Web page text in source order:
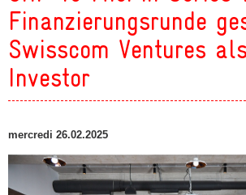
Finanzierungsrunde
Swisscom Ventures
Investor
mercredi 26.02.2025